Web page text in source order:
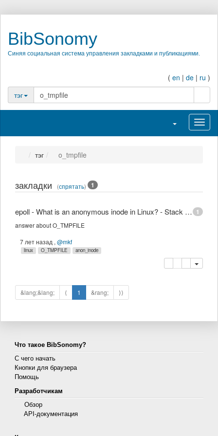
BibSonomy
Синяя социальная система управления закладками и публикациями.
( en | de | ru )
тэг
Переключить
тэг o_tmpfile
закладки (спрятать) 1
1
epoll - What is an anonymous inode in Linux? - Stack Overflow
answer about O_TMPFILE
7 лет назад , @mkf
linux O_TMPFILE anon_inode
копировать
удалить
&lang;&lang; ⟨ 1 &rang; ⟩⟩
Что такое BibSonomy?
С чего начать
Кнопки для браузера
Помощь
Разработчикам
Обзор
API-документация